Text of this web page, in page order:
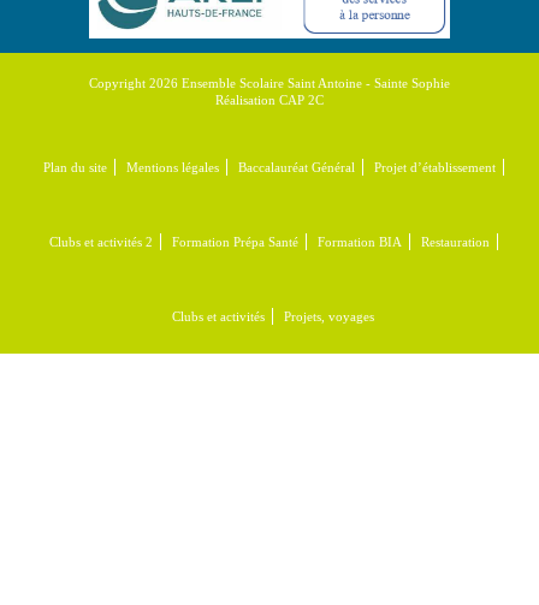
Copyright 2026 Ensemble Scolaire Saint Antoine - Sainte Sophie
Réalisation CAP 2C
Plan du site Mentions légales Baccalauréat Général Projet d’établissement
Clubs et activités 2 Formation Prépa Santé Formation BIA Restauration
Clubs et activités Projets, voyages